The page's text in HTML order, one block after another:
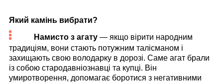
Який камінь вибрати?
Намисто з агату — якщо вірити народним
традиціям, вони стають потужним талісманом і
захищають свою володарку в дорозі. Саме агат брали
із собою стародавніознавці та купці. Він
умиротворення, допомагає боротися з негативними